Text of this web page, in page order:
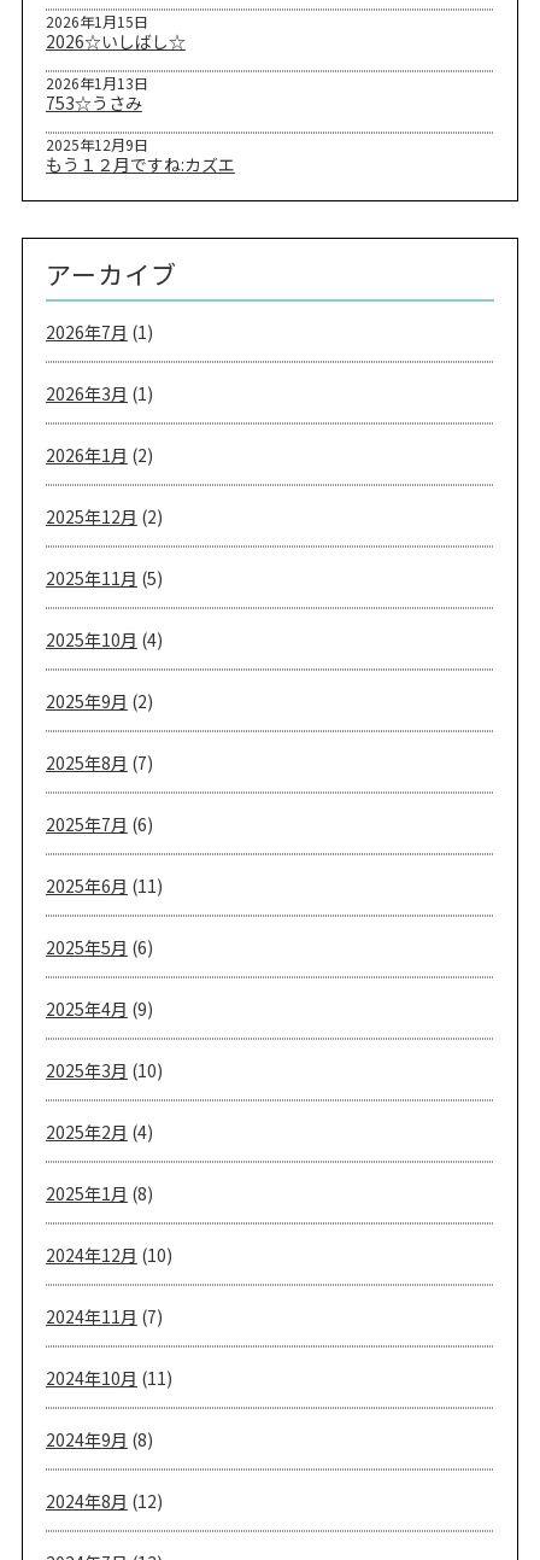
2026☆いしばし☆
2026年1月15日
753☆うさみ
2026年1月13日
もう１２月ですね:カズエ
2025年12月9日
アーカイブ
2026年7月 (1)
2026年3月 (1)
2026年1月 (2)
2025年12月 (2)
2025年11月 (5)
2025年10月 (4)
2025年9月 (2)
2025年8月 (7)
2025年7月 (6)
2025年6月 (11)
2025年5月 (6)
2025年4月 (9)
2025年3月 (10)
2025年2月 (4)
2025年1月 (8)
2024年12月 (10)
2024年11月 (7)
2024年10月 (11)
2024年9月 (8)
2024年8月 (12)